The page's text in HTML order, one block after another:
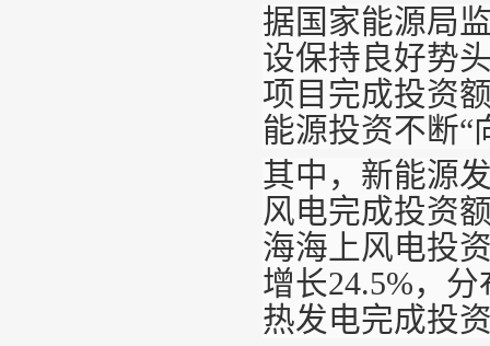
据国家能源局
设保持良好势
项目完成投资
能源投资不断“
其中，新能源
风电完成投资
海海上风电投
增长24.5%，
热发电完成投